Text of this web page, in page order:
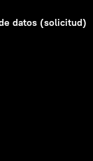
datos (solicitud)